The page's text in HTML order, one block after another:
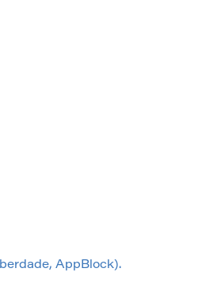
AppBlock).